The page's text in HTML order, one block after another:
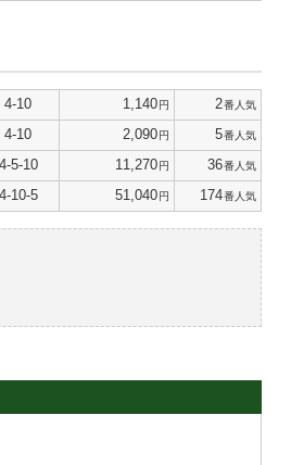
4-10 1,140円 2番人気
4-10 2,090円 5番人気
4-5-10 11,270円 36番人気
4-10-5 51,040円 174番人気